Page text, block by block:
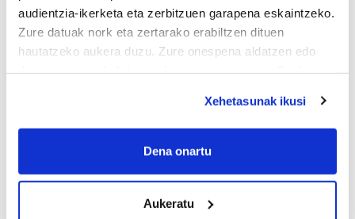
audientzia-ikerketa eta zerbitzuen garapena eskaintzeko.
Zure datuak nork eta zertarako erabiltzen dituen
hautatzeko aukera duzu. Zure onespena aldatzen edo
If you allow, we would also like to:
Collect information about your geographical
meters
Identify your device by actively scanning it for
Xehetasunak ikusi
Dena onartu
Aukeratu